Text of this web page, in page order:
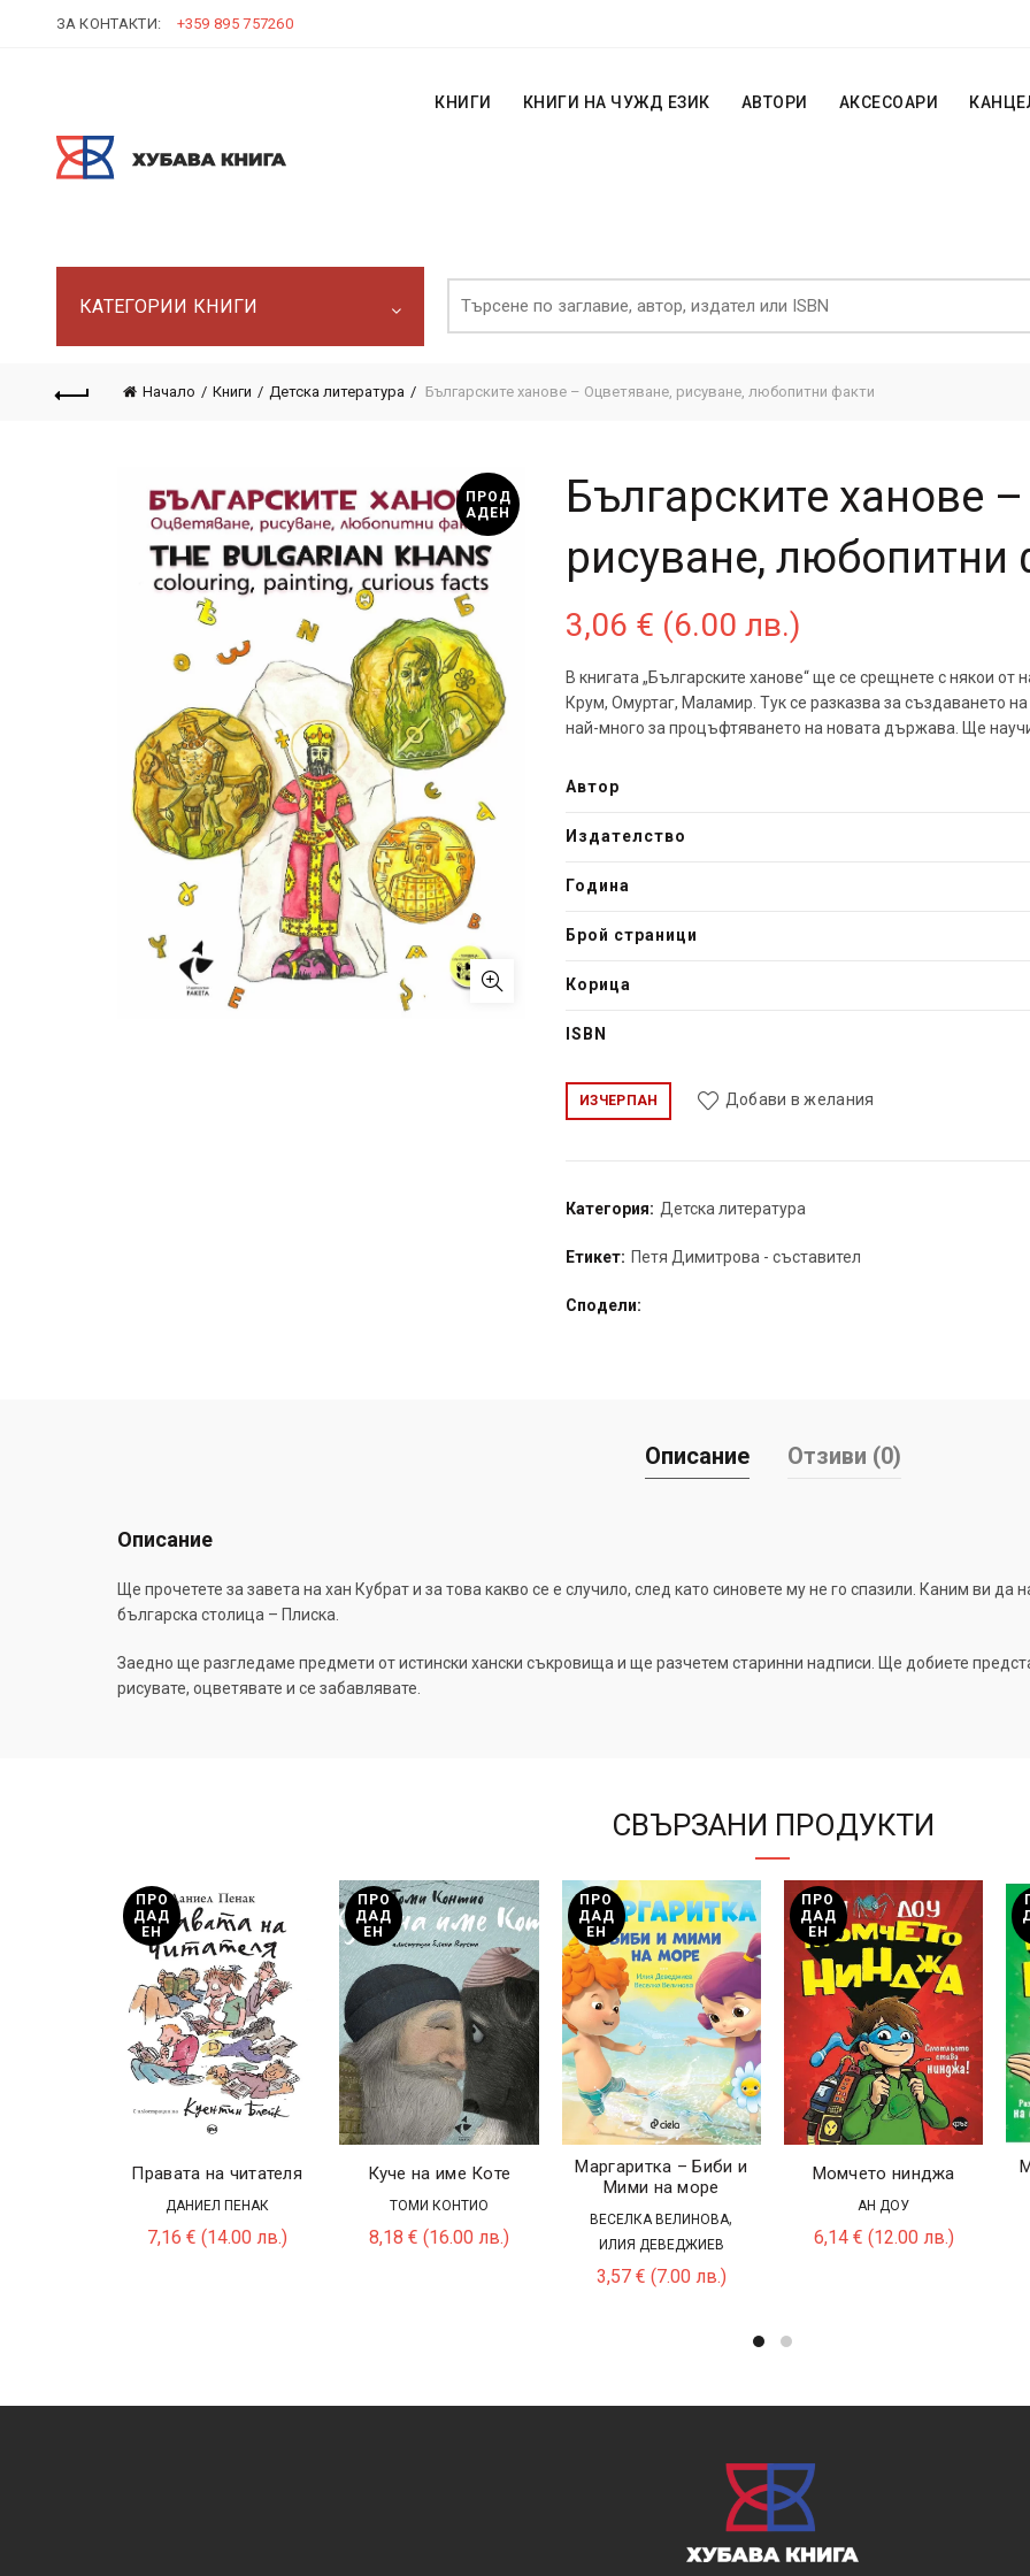
ЗА КОНТАКТИ: +359 895 757260
КНИГИ КНИГИ НА ЧУЖД ЕЗИК АВТОРИ АКСЕСОАРИ
КАТЕГОРИИ КНИГИ
Начало Книги Детска литература Българските ханове – Оцветяване, рисуване, любопитни факти
ПРОД
АДЕН
Българските ханове
рисуване, любопитни
3,06 € (6.00 лв.)
В книгата „Българските ханове“ ще се срещнете с някои
Крум, Омуртаг, Маламир. Тук се разказва за създаването
най-много за процъфтяването на новата държава. Ще
Автор
Издателство
Година
Брой страници
Корица
ISBN
ИЗЧЕРПАН Добави в желания
Категория: Детска литература
Етикет: Петя Димитрова - съставител
Сподели
Описание Отзиви (0)
Описание
Ще прочетете за завета на хан Кубрат и за това какво се е случило, след като синовете му не го спазили. Каним ви
българска столица – Плиска.
Заедно ще разгледаме предмети от истински хански съкровища и ще разчетем старинни надписи. Ще добиете
рисувате, оцветявате и се забавлявате.
СВЪРЗАНИ ПРОДУКТИ
ПРО
ДАД
ЕН
Правата на читателя
ДАНИЕЛ ПЕНАК
7,16 € (14.00 лв.)
ПРО
ДАД
ЕН
Куче на име Коте
ТОМИ КОНТИО
8,18 € (16.00 лв.)
ПРО
ДАД
ЕН
Маргаритка – Биби и
Мими на море
ВЕСЕЛКА ВЕЛИНОВА,
ИЛИЯ ДЕВЕДЖИЕВ
3,57 € (7.00 лв.)
ПРО
ДАД
ЕН
Момчето нинджа
АН ДОУ
6,14 € (12.00 лв.)